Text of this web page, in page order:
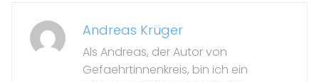
Andreas Krüger
Als Andreas, der Autor von
Gefaehrtinnenkreis, bin ich ein